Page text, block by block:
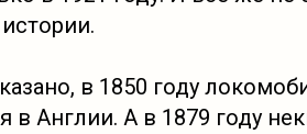
в 1850 году
в Англии. А в 1879 году